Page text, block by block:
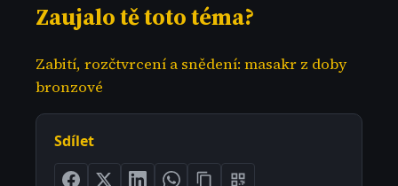
Zaujalo tě toto téma?
Zabití, rozčtvrcení a snědení: masakr z doby
bronzové
Sdílet